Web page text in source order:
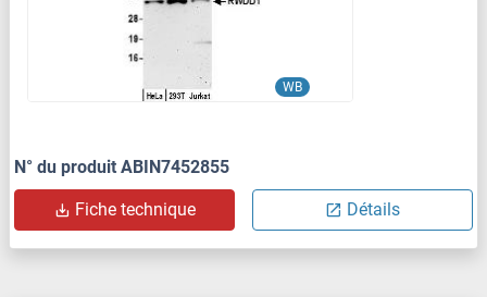
WB
N° du produit ABIN7452855
Fiche technique Détails